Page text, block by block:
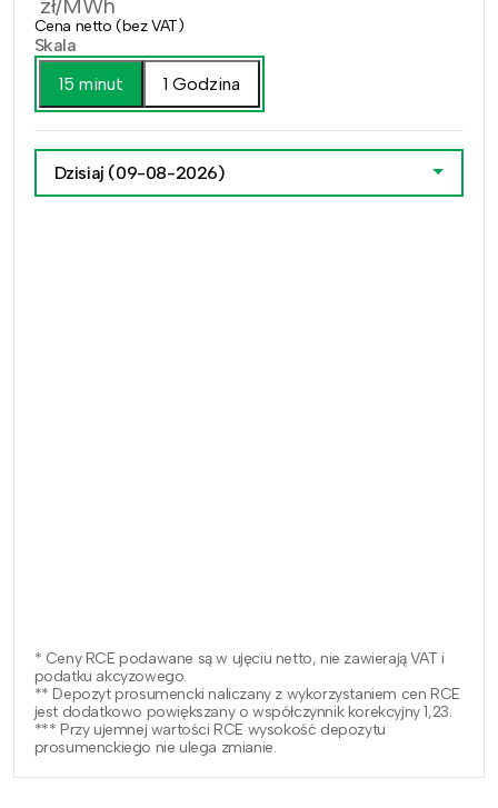
zł/MWh
Cena netto (bez VAT)
Skala
15 minut
1 Godzina
Dzisiaj (09-08-2026)
* Ceny RCE podawane są w ujęciu netto, nie zawierają VAT i
podatku akcyzowego.
** Depozyt prosumencki naliczany z wykorzystaniem cen RCE
jest dodatkowo powiększany o współczynnik korekcyjny 1,23.
*** Przy ujemnej wartości RCE wysokość depozytu
prosumenckiego nie ulega zmianie.